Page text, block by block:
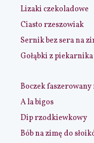
Lizaki czekoladowe
Ciasto rzeszowiak
Sernik bez sera na
Gołąbki z piekarnika
Boczek
A la bigos
Dip rzodkiewkowy
Bób na zimę do